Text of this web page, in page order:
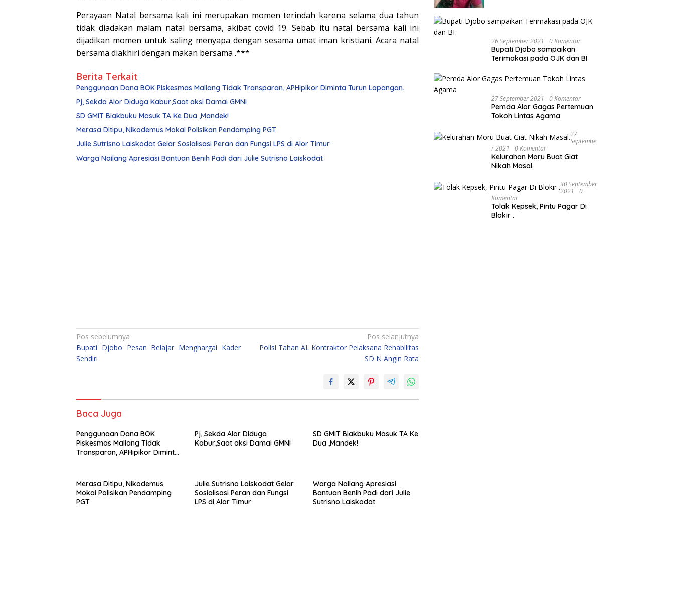
Perayaan Natal bersama kali ini merupakan momen terindah karena selama dua tahun
tidak diadakan malam natal bersama, akibat covid 19. Sebab itu natal bersama kali ini
dijadikan momen untuk saling menyapa dengan sesama umat iman kristiani. Acara natal
bersama diakhiri dengan makan bersama .***
Berita Terkait
Penggunaan Dana BOK Piskesmas Maliang Tidak Transparan, APHipikor Diminta Turun Lapangan.
Pj, Sekda Alor Diduga Kabur,Saat aksi Damai GMNI
SD GMIT Biakbuku Masuk TA Ke Dua ,Mandek!
Merasa Ditipu, Nikodemus Mokai Polisikan Pendamping PGT
Julie Sutrisno Laiskodat Gelar Sosialisasi Peran dan Fungsi LPS di Alor Timur
Warga Nailang Apresiasi Bantuan Benih Padi dari Julie Sutrisno Laiskodat
Navigasi
pos
Pos sebelumnya
Bupati Djobo Pesan Belajar Menghargai Kader
Sendiri
Pos selanjutnya
Polisi Tahan AL Kontraktor Pelaksana Rehabilitas
SD N Angin Rata
Baca Juga
Penggunaan Dana BOK
Piskesmas Maliang Tidak
Transparan, APHipikor Diminta
Pj, Sekda Alor Diduga
Kabur,Saat aksi Damai GMNI
SD GMIT Biakbuku Masuk TA Ke
Dua ,Mandek!
Merasa Ditipu, Nikodemus
Mokai Polisikan Pendamping
PGT
Julie Sutrisno Laiskodat Gelar
Sosialisasi Peran dan Fungsi
LPS di Alor Timur
Warga Nailang Apresiasi
Bantuan Benih Padi dari Julie
Sutrisno Laiskodat
26 September 2021 0 Komentar
Bupati Djobo sampaikan
Terimakasi pada OJK dan BI
27 September 2021 0 Komentar
Pemda Alor Gagas Pertemuan
Tokoh Lintas Agama
27
Septembe
R 2021
0 Komentar
Kelurahan Moru Buat Giat
Nikah Masal.
30 September
2021
0
Komentar
Tolak Kepsek, Pintu Pagar Di
Blokir .